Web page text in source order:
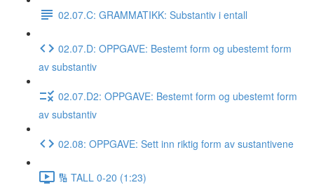
02.07.C: GRAMMATIKK: Substantiv i entall
02.07.D: OPPGAVE: Bestemt form og ubestemt form
av substantiv
02.07.D2: OPPGAVE: Bestemt form og ubestemt form
av substantiv
02.08: OPPGAVE: Sett inn riktig form av sustantivene
🔢 TALL 0-20 (1:23)